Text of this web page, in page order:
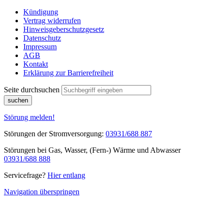
Kündigung
Vertrag widerrufen
Hinweisgeberschutzgesetz
Datenschutz
Impressum
AGB
Kontakt
Erklärung zur Barrierefreiheit
Seite durchsuchen
suchen
Störung melden!
Störungen der Stromversorgung: 03931/688 887
Störungen bei Gas, Wasser, (Fern-) Wärme und Abwasser
03931/688 888
Servicefrage? Hier entlang
Navigation überspringen